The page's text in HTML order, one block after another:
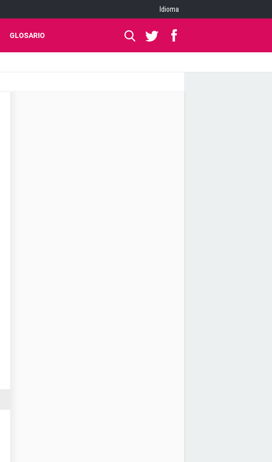
Idioma
GLOSARIO